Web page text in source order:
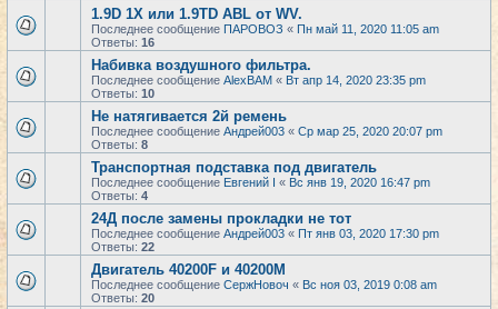
1.9D 1X или 1.9TD ABL от WV.
Последнее сообщение ПАРОВОЗ « Пн май 11, 2020 11:05 am
Ответы: 16
Набивка воздушного фильтра.
Последнее сообщение AlexBAM « Вт апр 14, 2020 23:35 pm
Ответы: 10
Не натягивается 2й ремень
Последнее сообщение Андрей003 « Ср мар 25, 2020 20:07 pm
Ответы: 8
Транспортная подставка под двигатель
Последнее сообщение Евгений I « Вс янв 19, 2020 16:47 pm
Ответы: 4
24Д после замены прокладки не тот
Последнее сообщение Андрей003 « Пт янв 03, 2020 17:30 pm
Ответы: 22
Двигатель 40200F и 40200M
Последнее сообщение СержНовоч « Вс ноя 03, 2019 0:08 am
Ответы: 20